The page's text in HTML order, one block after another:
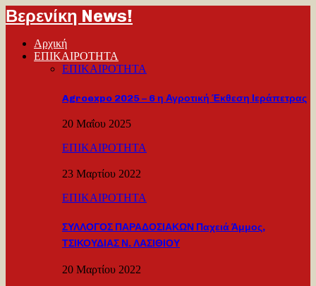
Βερενίκη News!
Αρχική
ΕΠΙΚΑΙΡΟΤΗΤΑ
ΕΠΙΚΑΙΡΟΤΗΤΑ
Agroexpo 2025 – 6 η Αγροτική Έκθεση Ιεράπετρας
20 Μαΐου 2025
ΕΠΙΚΑΙΡΟΤΗΤΑ
23 Μαρτίου 2022
ΕΠΙΚΑΙΡΟΤΗΤΑ
ΣΥΛΛΟΓΟΣ ΠΑΡΑΔΟΣΙΑΚΩΝ Παχειά Άμμος,
ΤΣΙΚΟΥΔΙΑΣ Ν. ΛΑΣΙΘΙΟΥ
20 Μαρτίου 2022